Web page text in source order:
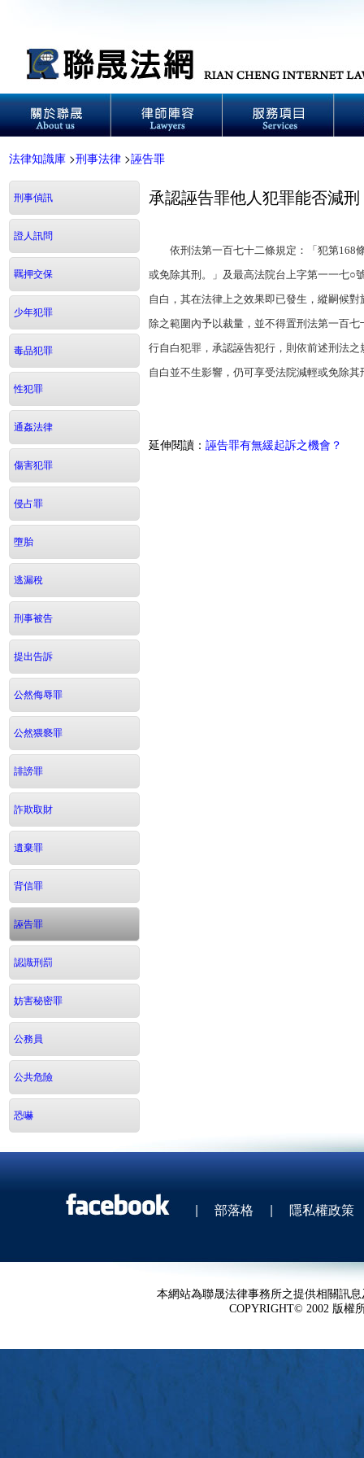
法律知識庫 >刑事法律 >誣告罪
刑事偵訊
證人訊問
羈押交保
少年犯罪
毒品犯罪
性犯罪
通姦法律
傷害犯罪
侵占罪
墮胎
逃漏稅
刑事被告
提出告訴
公然侮辱罪
公然猥褻罪
誹謗罪
詐欺取財
遺棄罪
背信罪
誣告罪
認識刑罰
妨害秘密罪
公務員
公共危險
恐嚇
承認誣告罪他人犯罪能否減
依刑法第一百七十二條規定：「犯第168條
或免除其刑。」及最高法院台上字第一一七○
自白，其在法律上之效果即已發生，縱嗣候
除之範圍內予以裁量，並不得置刑法第一百
行自白犯罪，承認誣告犯行，則依前述刑法
自白並不生影響，仍可享受法院減輕或免除其
延伸閱讀： 誣告罪有無緩起訴之機會？
| 部落格 | 隱私權政策
本網站為聯晟法律事務所之提供相關訊
COPYRIGHT© 2002 版權